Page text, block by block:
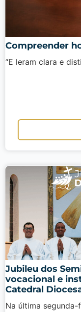
Compreender
“E leram clara e
Jubileu dos
vocacional e
Catedral
Na última